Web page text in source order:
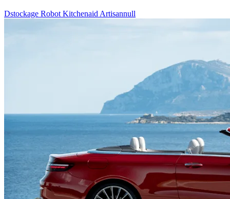
Dstockage Robot Kitchenaid Artisannull